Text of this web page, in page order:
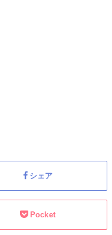
シェア
Pocket